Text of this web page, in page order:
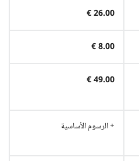
26.00 €
8.00 €
49.00 €
+ الرسوم الأساسية